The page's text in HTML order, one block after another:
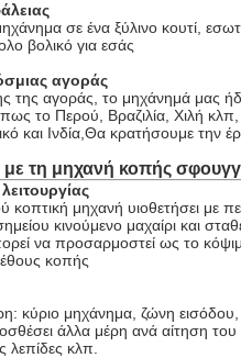
σε ένα ξύλινο κουτί,
βολικό για εσάς
αγοράς
της αγοράς, το μηχάνημά μας
το Περού, Βραζιλία, Χιλή
και Ινδία, Θα κρατήσουμε την
με τη μηχανή κοπής
μηχανή υιοθετήσει με
κινούμενο μαχαίρι και
να προσαρμοστεί ως το
κοπής
κύριο μηχάνημα, ζώνη
άλλα μέρη ανά αίτηση
λεπίδες κλπ.